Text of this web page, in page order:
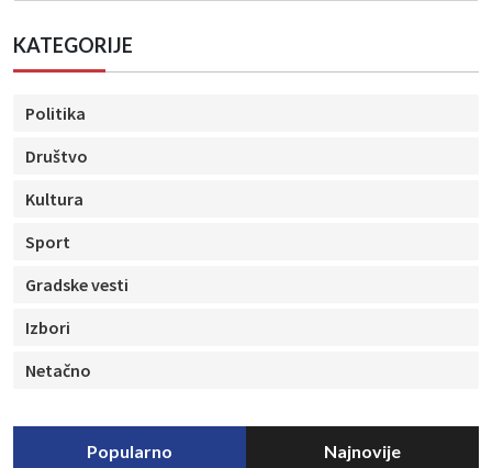
KATEGORIJE
Politika
Društvo
Kultura
Sport
Gradske vesti
Izbori
Netačno
Popularno Najnovije